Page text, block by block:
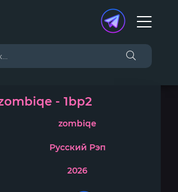
- 1bp2
zombiqe
Русский Рэп
2026